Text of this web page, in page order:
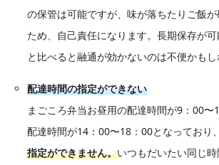
の保管は可能ですが、味が落ちたりご飯
ため、自己責任になります。長期保存が
と比べると融通が効かないのは不便かもし
配達時間の指定ができない
まごころ弁当お昼用の配達時間が9：00〜
配達時間が14：00〜18：00となっており
指定ができません。いつもだいたい同じ